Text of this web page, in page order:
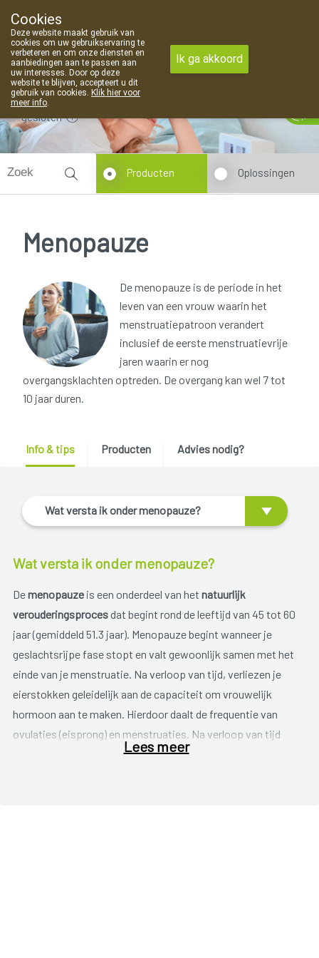
09 373 94 03
gesloten
Producten Oplossingen
Menopauze
De menopauze is de periode in het
leven van een vrouw waarin het
menstruatiepatroon verandert
inclusief de eerste menstruatievrije
jaren waarin er nog
overgangsklachten optreden. De overgang kan wel 7 tot
10 jaar duren.
Info & tips Producten Advies nodig?
Wat versta ik onder menopauze?
Wat versta ik onder menopauze?
Demenopauze is een onderdeel van het natuurlijk
verouderingsprocesdat begint rond de leeftijd van 45 tot 60
jaar (gemiddeld 51.3 jaar). Menopauze begint wanneer je
geslachtsrijpe fase stopt en valt gewoonlijk samen met het
einde van je menstruatie. Na verloop van tijd, verliezen je
eierstokken geleidelijk aan de capaciteit om vrouwelijk
hormoon aan te maken. Hierdoor daalt de frequentie van
ovulaties (eisprong) en menstruaties. Na verloop van tijd
stopt de menstruatie volledig. Je maandstonden kunnen
Lees meer
Cookies
Deze website maakt gebruik van
cookies om uw gebruikservaring te
verbeteren en om onze diensten en
aanbiedingen aan te passen aan
uw interesses. Door op deze
website te blijven, accepteert u dit
gebruik van cookies. Klik hier voor
meer info.
Ik ga akkoord